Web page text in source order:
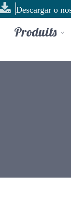
Descargar o
Produits